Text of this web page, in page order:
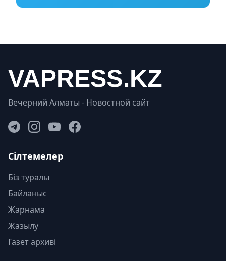
Вечерний Алматы - Новостной сайт
Сілтемелер
Біз туралы
Байланыс
Жарнама
Жазылу
Газет архиві